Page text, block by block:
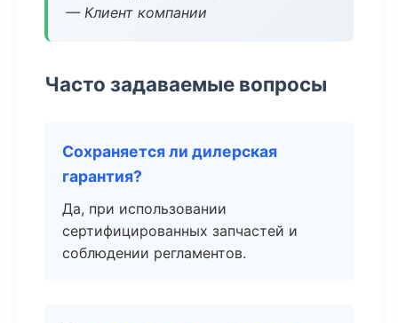
— Клиент компании
Часто задаваемые вопросы
Сохраняется ли дилерская
гарантия?
Да, при использовании
сертифицированных запчастей и
соблюдении регламентов.